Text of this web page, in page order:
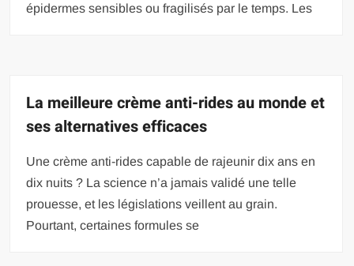
épidermes sensibles ou fragilisés par le temps. Les
La meilleure crème anti-rides au monde et
ses alternatives efficaces
Une crème anti-rides capable de rajeunir dix ans en
dix nuits ? La science n’a jamais validé une telle
prouesse, et les législations veillent au grain.
Pourtant, certaines formules se